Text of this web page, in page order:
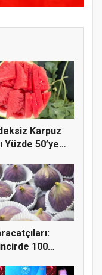
Karpuz
Yüzde 50’ye
100